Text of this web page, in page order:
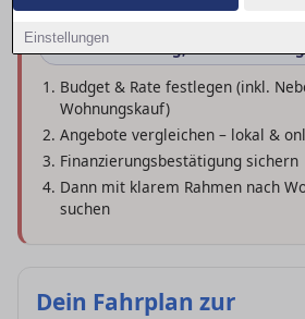
Einstellungen
Erst Finanzierung, dann
Budget & Rate festlegen (inkl.
Wohnungskauf)
Angebote vergleichen – lokal &
Finanzierungsbestätigung sichern
Dann mit klarem Rahmen nach
suchen
Dein Fahrplan zur